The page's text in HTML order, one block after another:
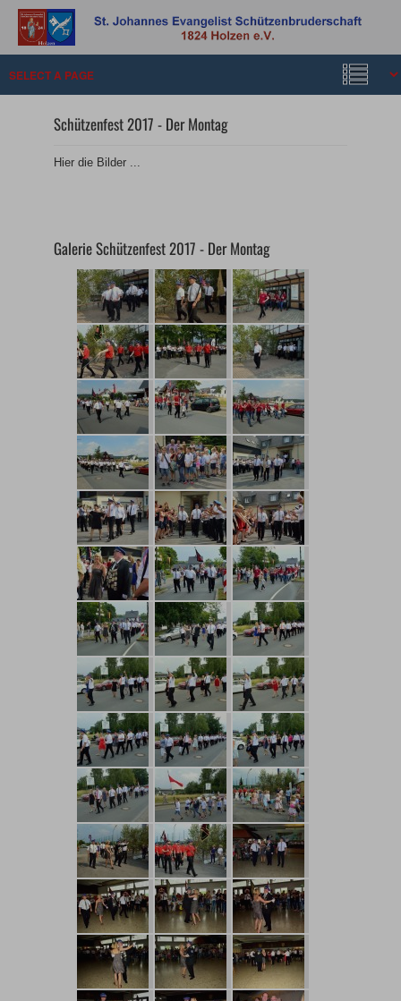
Schützenfest 2017 - Der Montag
Hier die Bilder ...
Galerie Schützenfest 2017 - Der Montag